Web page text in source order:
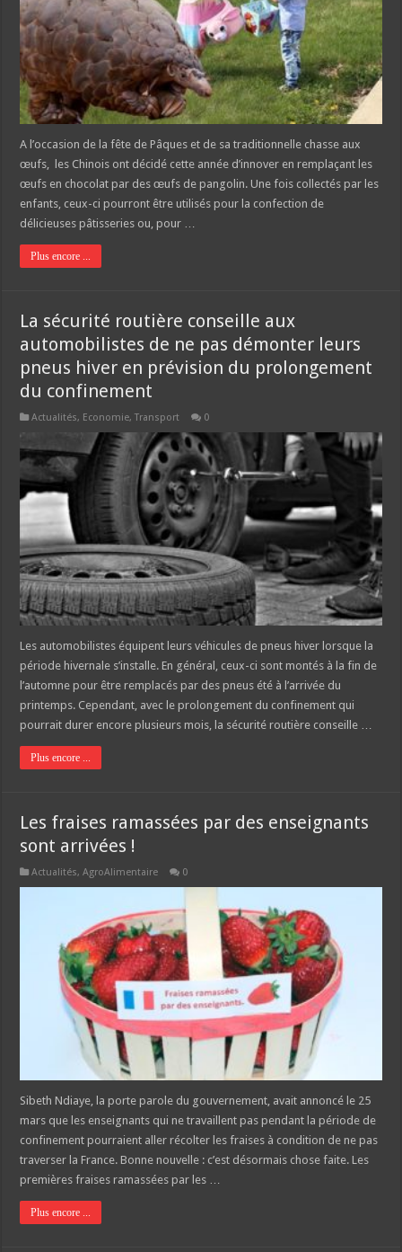
A l’occasion de la fête de Pâques et de sa traditionnelle chasse aux
œufs, les Chinois ont décidé cette année d’innover en remplaçant les
œufs en chocolat par des œufs de pangolin. Une fois collectés par les
enfants, ceux-ci pourront être utilisés pour la confection de
délicieuses pâtisseries ou, pour …
Plus encore ...
La sécurité routière conseille aux
automobilistes de ne pas démonter leurs
pneus hiver en prévision du prolongement
du confinement
Actualités, Economie,Transport 0
Les automobilistes équipent leurs véhicules de pneus hiver lorsque la
période hivernale s’installe. En général, ceux-ci sont montés à la fin de
l’automne pour être remplacés par des pneus été à l’arrivée du
printemps. Cependant, avec le prolongement du confinement qui
pourrait durer encore plusieurs mois, la sécurité routière conseille …
Plus encore ...
Les fraises ramassées par des enseignants
sont arrivées !
Actualités,AgroAlimentaire 0
Sibeth Ndiaye, la porte parole du gouvernement, avait annoncé le 25
mars que les enseignants qui ne travaillent pas pendant la période de
confinement pourraient aller récolter les fraises à condition de ne pas
traverser la France. Bonne nouvelle : c’est désormais chose faite. Les
premières fraises ramassées par les …
Plus encore ...